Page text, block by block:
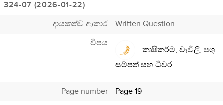
324-07 (2026-01-22)
දායකත්ව ආකාර
Written Question
විෂය
කෘෂිකර්ම, වැවිලි, පශු
සම්පත් සහ ධීවර
Page number
Page 19